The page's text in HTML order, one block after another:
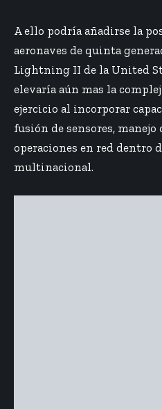
A ello podría añadirse la
aeronaves de quinta
Lightning II de la United
elevaría aún mas la
ejercicio al incorporar
fusión de sensores,
operaciones en red dentro
multinacional.